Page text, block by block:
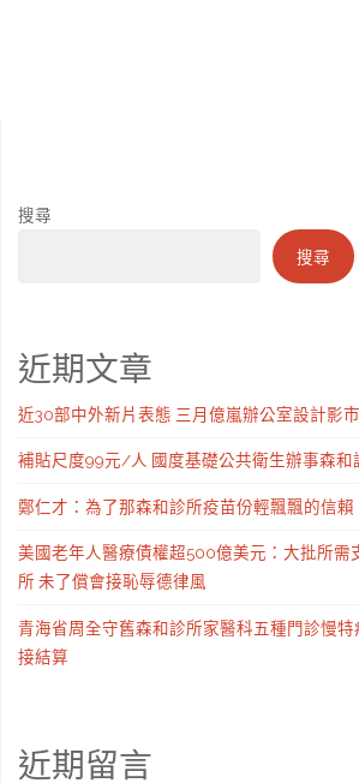
搜尋
搜尋
近期文章
近30部中外新片表態 三月億嵐辦公室設計影市
補貼尺度99元/人 國度基礎公共衛生辦事森和
鄭仁才：為了那森和診所疫苗份輕飄飄的信賴
美國老年人醫療債權超500億美元：大批所需
所 未了償會接恥辱德律風
青海省周全守舊森和診所家醫科五種門診慢
接結算
近期留言